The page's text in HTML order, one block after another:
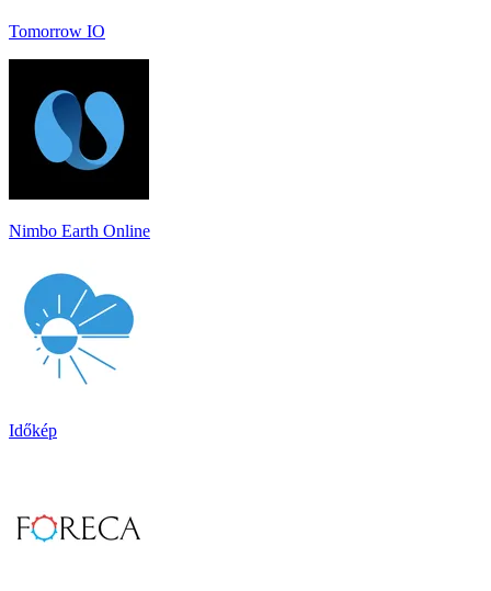
Tomorrow IO
Nimbo Earth Online
Időkép